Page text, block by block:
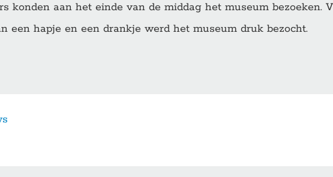
konden aan het einde van de middag het museum bezoeken.
een hapje en een drankje werd het museum druk bezocht.